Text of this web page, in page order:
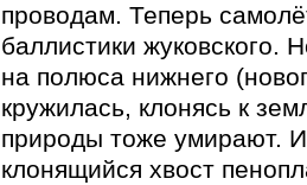
проводам. Теперь
баллистики жуковского.
на полюса нижнего
кружилась, клонясь к
природы тоже умирают.
клонящийся хвост